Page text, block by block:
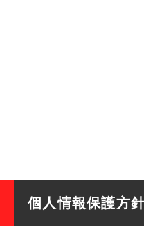
個人情報保護方